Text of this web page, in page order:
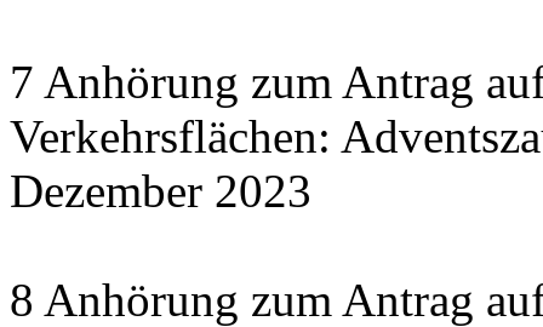
7 Anhörung zum Antrag
Verkehrsflächen:
Dezember 2023
8 Anhörung zum Antrag